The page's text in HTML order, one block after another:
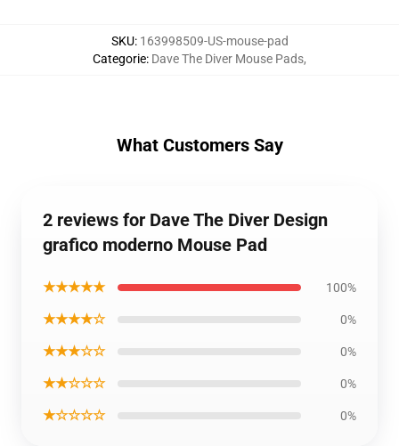
SKU: 163998509-US-mouse-pad
Categorie: Dave The Diver Mouse Pads,
What Customers Say
2 reviews for Dave The Diver Design
grafico moderno Mouse Pad
★★★★★ 100%
★★★★☆ 0%
★★★☆☆ 0%
★★☆☆☆ 0%
★☆☆☆☆ 0%